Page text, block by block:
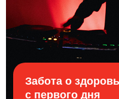
Забота о
с первого дня